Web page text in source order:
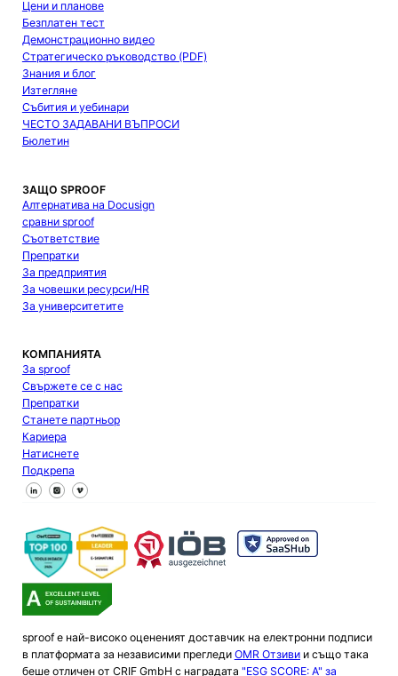
Цени и планове
Безплатен тест
Демонстрационно видео
Стратегическо ръководство (PDF)
Знания и блог
Изтегляне
Събития и уебинари
ЧЕСТО ЗАДАВАНИ ВЪПРОСИ
Бюлетин
ЗАЩО SPROOF
Алтернатива на Docusign
сравни sproof
Съответствие
Препратки
За предприятия
За човешки ресурси/HR
За университетите
КОМПАНИЯТА
За sproof
Свържете се с нас
Препратки
Станете партньор
Кариера
Натиснете
Подкрепа
Следвайте ни във Facebook
Следвайте ни в X
Следвайте ни в LinkedIn
sproof е най-високо оцененият доставчик на електронни подписи
в платформата за независими прегледи OMR Отзивии също така
беше отличен от CRIF GmbH с наградата "ESG SCORE: A" за